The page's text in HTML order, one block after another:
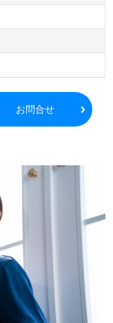
九州市）様の運営
設以上、有料老
ショートステ
イサービス、訪問
福祉用具事業を
『先輩も優しく、
も届く企業様で
ん、これから介護
介護職を続けて
ながら働いてい
年代層の職員様
様からのあたた
育研修プログラ
役に立ちたい』
術力を高めた
事を通じて成長
リアアップを実
をしたい』等の
お問合せ